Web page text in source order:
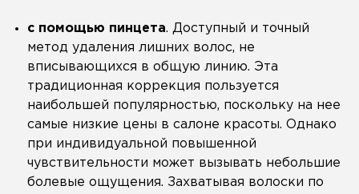
с помощью пинцета. Доступный и точный
метод удаления лишних волос, не
вписывающихся в общую линию. Эта
традиционная коррекция пользуется
наибольшей популярностью, поскольку на нее
самые низкие цены в салоне красоты. Однако
при индивидуальной повышенной
чувствительности может вызывать небольшие
болевые ощущения. Захватывая волоски по